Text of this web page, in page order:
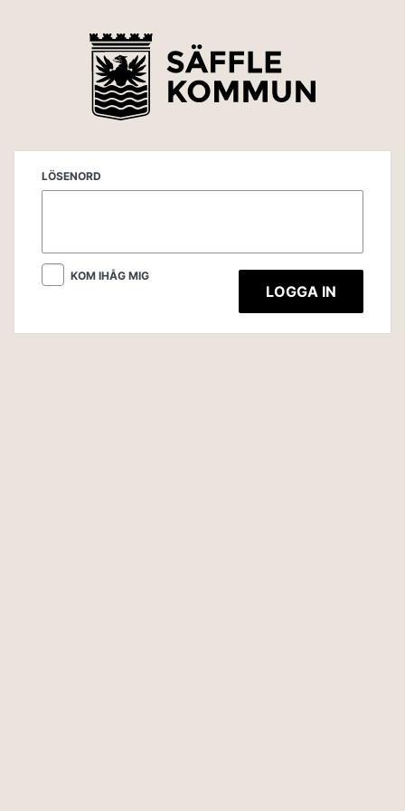
LÖSENORD
KOM IHÅG MIG